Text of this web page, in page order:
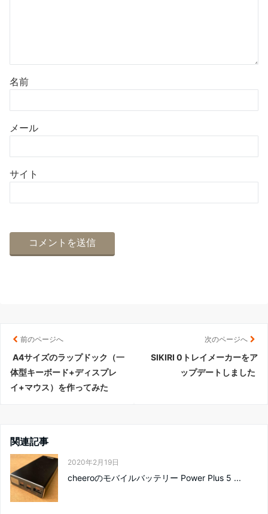
名前
メール
サイト
前のページへ
A4サイズのラップドック（一
体型キーボード+ディスプレ
イ+マウス）を作ってみた
次のページへ
SIKIRI 0トレイメーカーをア
ップデートしました
関連記事
2020年2月19日
cheeroのモバイルバッテリー Power Plus 5 ...